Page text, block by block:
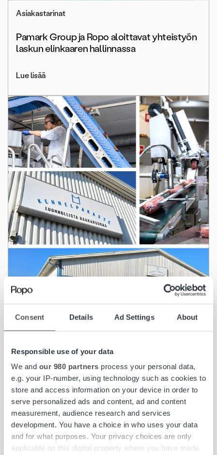
Consent Details Ad Settings About
Responsible use of your data
We and our 980 partners process your personal data,
e.g. your IP-number, using technology such as cookies to
store and access information on your device in order to
serve personalized ads and content, ad and content
measurement, audience research and services
development. You have a choice in who uses your data
and for what purposes. Your privacy choices are only
applicable on this digital property where you have made
Asiakastarinat
Pamark Group ja Ropo aloittavat yhteistyön
laskun elinkaaren hallinnassa
Lue lisää
Kennelpakaste sujuvoitti saatavien hallinnan